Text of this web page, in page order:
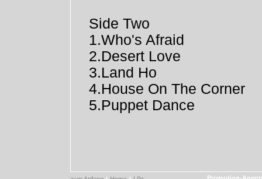
Side Two
1.Who's Afraid
2.Desert Love
3.Land Ho
4.House On The Corner
5.Puppet Dance